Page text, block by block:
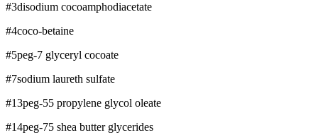
#3disodium cocoamphodiacetate
#4coco-betaine
#5peg-7 glyceryl cocoate
#7sodium laureth sulfate
#13peg-55 propylene glycol oleate
#14peg-75 shea butter glycerides